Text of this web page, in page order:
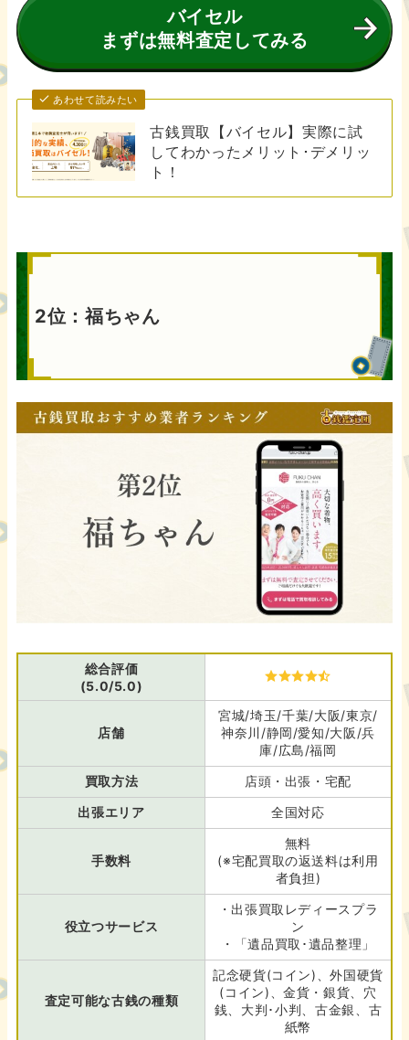
バイセル
まずは無料査定してみる
あわせて読みたい
古銭買取【バイセル】実際に試
してわかったメリット･デメリッ
ト！
2位：福ちゃん
総合評価
(5.0/5.0)
店舗
宮城/埼玉/千葉/大阪/東京/
神奈川/静岡/愛知/大阪/兵
庫/広島/福岡
買取方法
店頭・出張・宅配
出張エリア
全国対応
手数料
無料
(※宅配買取の返送料は利用
者負担)
役立つサービス
・出張買取レディースプラ
ン
・「遺品買取･遺品整理」
査定可能な古銭の種類
記念硬貨(コイン)、外国硬貨
(コイン)、金貨・銀貨、穴
銭、大判･小判、古金銀、古
紙幣